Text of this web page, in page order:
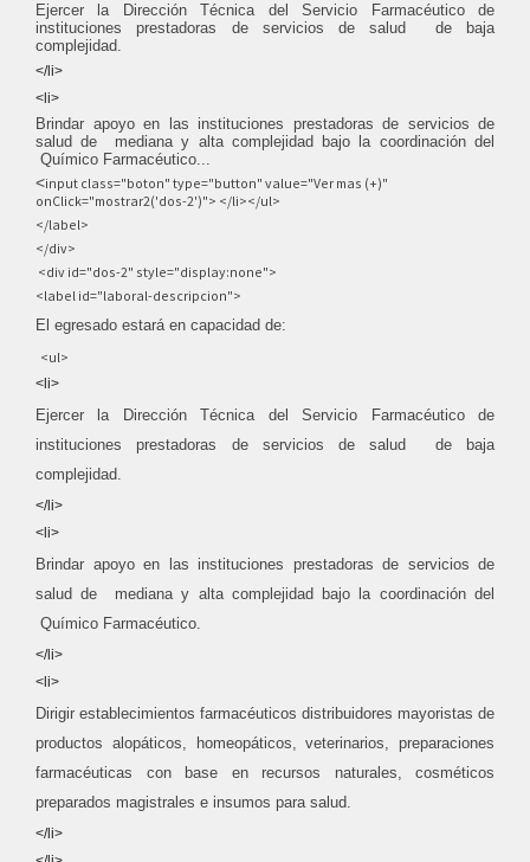
Ejercer la Dirección Técnica del Servicio Farmacéutico de
instituciones prestadoras de servicios de salud de baja
complejidad.
</li>
<li>
Brindar apoyo en las instituciones prestadoras de servicios de
salud de mediana y alta complejidad bajo la coordinación del
Químico Farmacéutico...
<input class="boton" type="button" value="Ver mas (+)"
onClick="mostrar2('dos-2')"> </li></ul>
</label>
</div>
<div id="dos-2" style="display:none">
<label id="laboral-descripcion">
El egresado estará en capacidad de:
<ul>
<li>
Ejercer la Dirección Técnica del Servicio Farmacéutico de
instituciones prestadoras de servicios de salud de baja
complejidad.
</li>
<li>
Brindar apoyo en las instituciones prestadoras de servicios de
salud de mediana y alta complejidad bajo la coordinación del
Químico Farmacéutico.
</li>
<li>
Dirigir establecimientos farmacéuticos distribuidores mayoristas de
productos alopáticos, homeopáticos, veterinarios, preparaciones
farmacéuticas con base en recursos naturales, cosméticos
preparados magistrales e insumos para salud.
</li>